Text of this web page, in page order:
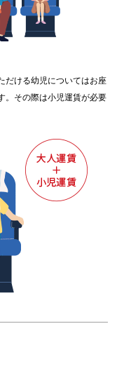
だける幼児についてはお座
。その際は小児運賃が必要